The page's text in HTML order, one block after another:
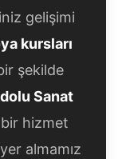
gelişimi
kursları
şekilde
Sanat
hizmet
almamız